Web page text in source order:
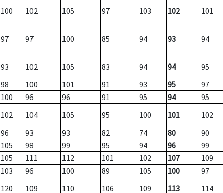
100 102 105 97 103 102 101
97 97 100 85 94 93 94
93 102 105 83 94 94
95
98 100 101 91 93 95
97
100 96 96 91 95 94
95
102 104 105 95 100 101
102
96 93 93 82 74 80
90
105 98 99 95 94 96
99
105 111 112 101 102 107
109
103 96 100 89 105 100
97
120 109 110 106 109 113
114